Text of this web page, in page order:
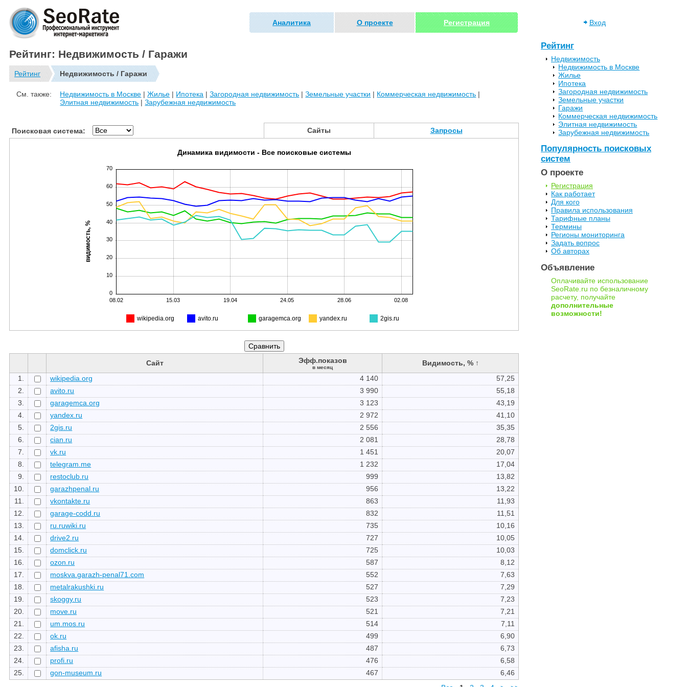
Аналитика О проекте Регистрация Вход
Рейтинг: Недвижимость / Гаражи
Рейтинг Недвижимость / Гаражи
См. также: Недвижимость в Москве |Жилье | Ипотека |Загородная недвижимость |Земельные участки | Коммерческая недвижимость |
Элитная недвижимость |Зарубежная недвижимость
Поисковая система: Сайты Запросы
0
10
20
30
40
50
60
70
08.02 15.03 19.04 24.05 28.06 02.08
видимость, %
Динамика видимости - Все поисковые системы
wikipedia.org avito.ru garagemca.org yandex.ru 2gis.ru
Сайт Эфф.показов
в месяц
Видимость, % ↑
1.
wikipedia.org 4 140
57,25
2.
avito.ru 3 990
55,18
3.
garagemca.org 3 123
43,19
4.
yandex.ru 2 972
41,10
5.
2gis.ru 2 556
35,35
6.
cian.ru 2 081
28,78
7.
vk.ru 1 451
20,07
8.
telegram.me 1 232
17,04
9.
restoclub.ru 999
13,82
10.
garazhpenal.ru 956
13,22
11.
vkontakte.ru 863
11,93
12.
garage-codd.ru 832
11,51
13.
ru.ruwiki.ru 735
10,16
14.
drive2.ru 727
10,05
15.
domclick.ru 725
10,03
16.
ozon.ru 587
8,12
17.
moskva.garazh-penal71.com 552
7,63
18.
metalrakushki.ru 527
7,29
19.
skoggy.ru 523
7,23
20.
move.ru 521
7,21
21.
um.mos.ru 514
7,11
22.
ok.ru 499
6,90
23.
afisha.ru 487
6,73
24.
profi.ru 476
6,58
25.
gon-museum.ru 467
6,46
Рейтинг
Недвижимость
Недвижимость в Москве
Жилье
Ипотека
Загородная недвижимость
Земельные участки
Гаражи
Коммерческая недвижимость
Элитная недвижимость
Зарубежная недвижимость
Популярность поисковых
систем
О проекте
Регистрация
Как работает
Для кого
Правила использования
Тарифные планы
Термины
Регионы мониторинга
Задать вопрос
Об авторах
Объявление
Оплачивайте использование
SeoRate.ru по безналичному
расчету, получайте
дополнительные
возможности!